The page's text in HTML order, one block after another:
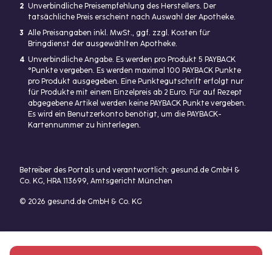
2 Unverbindliche Preisempfehlung des Herstellers. Der
tatsächliche Preis erscheint nach Auswahl der Apotheke.
3 Alle Preisangaben inkl. MwSt., ggf. zzgl. Kosten für
Bringdienst der ausgewählten Apotheke.
4 Unverbindliche Angabe. Es werden pro Produkt 5 PAYBACK
°Punkte vergeben. Es werden maximal 100 PAYBACK Punkte
pro Produkt ausgegeben. Eine Punktegutschrift erfolgt nur
für Produkte mit einem Einzelpreis ab 2 Euro. Für auf Rezept
abgegebene Artikel werden keine PAYBACK Punkte vergeben.
Es wird ein Benutzerkonto benötigt, um die PAYBACK-
Kartennummer zu hinterlegen.
Betreiber des Portals und verantwortlich: gesund.de GmbH &
Co. KG, HRA 113699, Amtsgericht München
© 2026 gesund.de GmbH & Co. KG